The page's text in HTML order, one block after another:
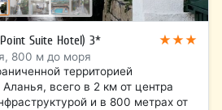
Suite Hotel) 3* ★★★
800 м до моря
территорией
всего в 2 км от центра
и в 800 метрах от